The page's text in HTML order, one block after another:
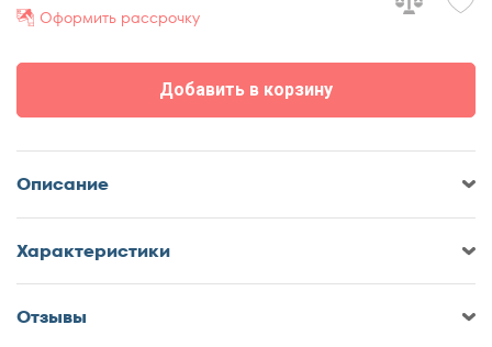
Добавить в корзину
Оформить рассрочку
Описание
Характеристики
Отзывы